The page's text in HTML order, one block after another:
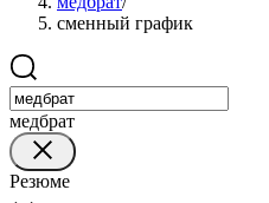
сменный график
медбрат
Резюме